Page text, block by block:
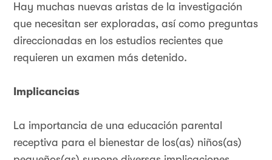
Hay muchas nuevas aristas de la investigación
que necesitan ser exploradas, así como preguntas
direccionadas en los estudios recientes que
requieren un examen más detenido.
Implicancias
La importancia de una educación parental
receptiva para el bienestar de los(as) niños(as)